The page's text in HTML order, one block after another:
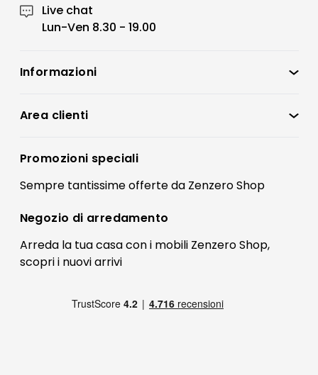
Live chat
Lun-Ven 8.30 - 19.00
Informazioni
Condizioni di vendita
Preferenze Cookies
Termini e condizioni
Contatti
FAQ
Pagamenti
Area clienti
Registrati
Il mio account
Promozioni speciali
Sempre tantissimeofferteda Zenzero Shop
Negozio di arredamento
Arreda la tua casa con i mobili Zenzero Shop,
scopri i nuovi arrivi